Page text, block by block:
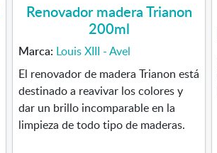
Renovador madera Trianon
200ml
Marca: Louis XIII - Avel
El renovador de madera Trianon está
destinado a reavivar los colores y
dar un brillo incomparable en la
limpieza de todo tipo de maderas.